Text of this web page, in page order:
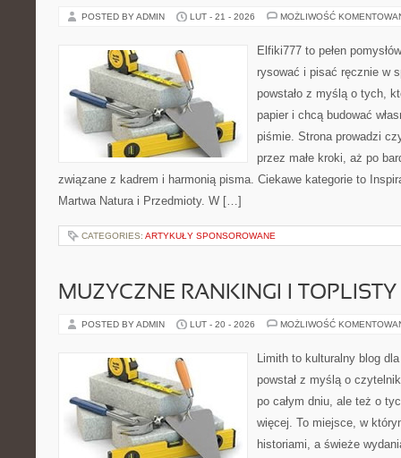
POSTED BY ADMIN LUT - 21 - 2026 MOŻLIWOŚĆ
Elfiki777 to pełen
rysować i pisać ręcznie w
powstało z myślą o tych,
papier i chcą budować
piśmie. Strona prowadzi
przez małe kroki, aż po
związane z kadrem i harmonią pisma. Ciekawe kategorie to
Martwa Natura i Przedmioty. W […]
CATEGORIES: ARTYKUŁY SPONSOROWANE
MUZYCZNE RANKINGI I TOPLISTY
POSTED BY ADMIN LUT - 20 - 2026 MOŻLIWOŚĆ
Limith to kulturalny blog
powstał z myślą o
po całym dniu, ale też o
więcej. To miejsce, w
historiami, a świeże